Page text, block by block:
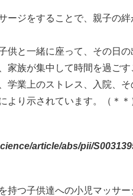
ージをすることで、親子の絆
供と一緒に座って、その日
家族が集中して時間を過ご
学業上のストレス、入院、
より示されています。（＊＊
article/abs/pii/
持つ子供達への小児マッサ